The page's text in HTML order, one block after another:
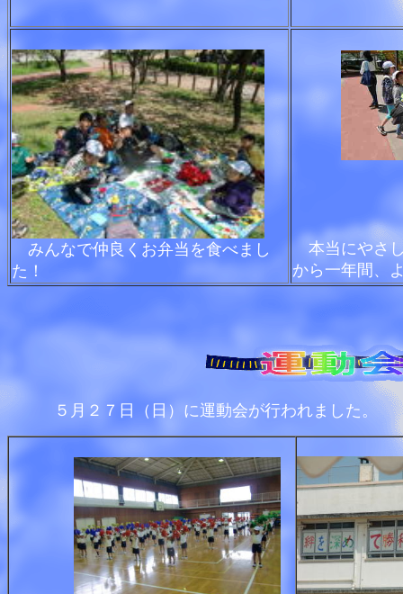
みんなで仲良くお弁当を食べまし
た！
本当にやさ
から一年間、
５月２７日（日）に運動会が行われました。